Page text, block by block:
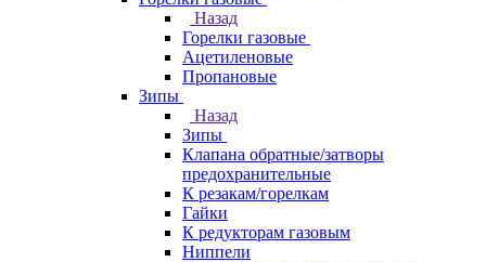
Назад
Горелки газовые
Ацетиленовые
Пропановые
Зипы
Назад
Зипы
Клапана обратные/затворы
предохранительные
К резакам/горелкам
Гайки
К редукторам газовым
Ниппели